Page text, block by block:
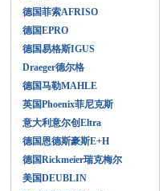
德国菲索AFRISO
德国EPRO
德国易格斯IGUS
Draeger德尔格
德国马勒MAHLE
英国Phoenix菲尼克斯
意大利意尔创Eltra
德国恩德斯豪斯E+H
德国Rickmeier瑞克梅尔
美国DEUBLIN